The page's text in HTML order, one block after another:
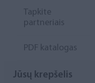
Tapkite
partneriais
PDF katalogas
Jūsų krepšelis